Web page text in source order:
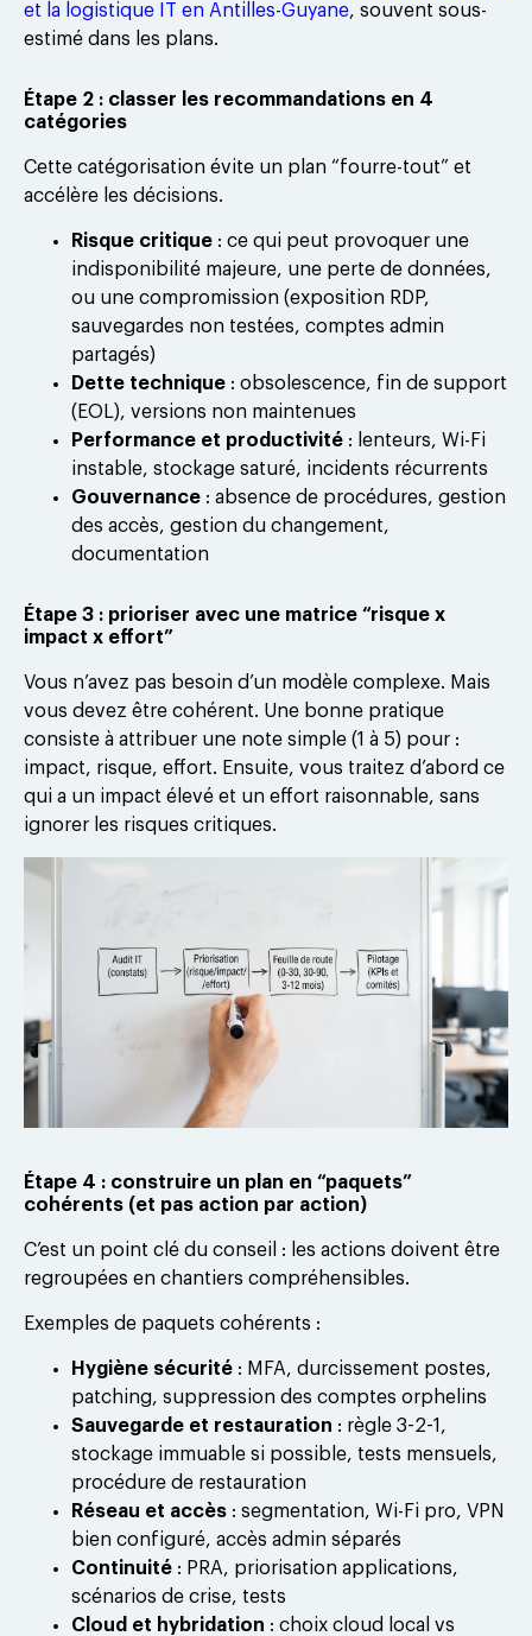
et la logistique IT en Antilles-Guyane, souvent sous-
estimé dans les plans.
Étape 2 : classer les recommandations en 4
catégories
Cette catégorisation évite un plan “fourre-tout” et
accélère les décisions.
Risque critique : ce qui peut provoquer une
indisponibilité majeure, une perte de données,
ou une compromission (exposition RDP,
sauvegardes non testées, comptes admin
partagés)
Dette technique : obsolescence, fin de support
(EOL), versions non maintenues
Performance et productivité : lenteurs, Wi-Fi
instable, stockage saturé, incidents récurrents
Gouvernance : absence de procédures, gestion
des accès, gestion du changement,
documentation
Étape 3 : prioriser avec une matrice “risque x
impact x effort”
Vous n’avez pas besoin d’un modèle complexe. Mais
vous devez être cohérent. Une bonne pratique
consiste à attribuer une note simple (1 à 5) pour :
impact, risque, effort. Ensuite, vous traitez d’abord ce
qui a un impact élevé et un effort raisonnable, sans
ignorer les risques critiques.
Étape 4 : construire un plan en “paquets”
cohérents (et pas action par action)
C’est un point clé du conseil : les actions doivent être
regroupées en chantiers compréhensibles.
Exemples de paquets cohérents :
Hygiène sécurité : MFA, durcissement postes,
patching, suppression des comptes orphelins
Sauvegarde et restauration : règle 3-2-1,
stockage immuable si possible, tests mensuels,
procédure de restauration
Réseau et accès : segmentation, Wi-Fi pro, VPN
bien configuré, accès admin séparés
Continuité : PRA, priorisation applications,
scénarios de crise, tests
Cloud et hybridation : choix cloud local vs